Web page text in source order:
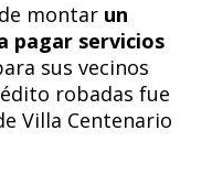
montar un
pagar servicios
sus vecinos
robadas fue
Villa Centenario